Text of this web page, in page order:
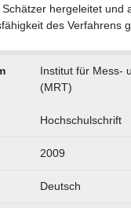
hergeleitet
des Verfahrens
Institut für Mess-
(MRT)
Hochschulschrift
2009
Deutsch